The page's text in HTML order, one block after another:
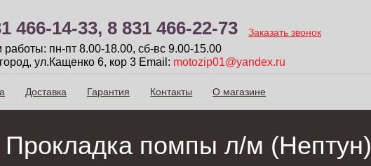
466-14-33, 8 831 466-22-73 Заказать звонок
работы: пн-пт 8.00-18.00, сб-вc 9.00-15.00
ул.Кащенко 6, кор 3 Email: motozip01@yandex.ru
Доставка Гарантия Контакты О магазине
Прокладка помпы л/м (Нептун)